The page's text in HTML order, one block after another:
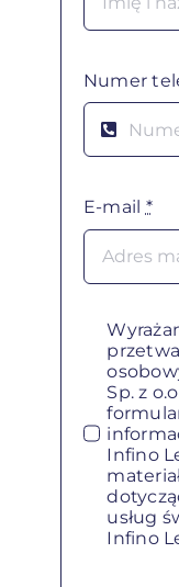
Numer
E-mail *
Sp. z
Infino
usług
Infino